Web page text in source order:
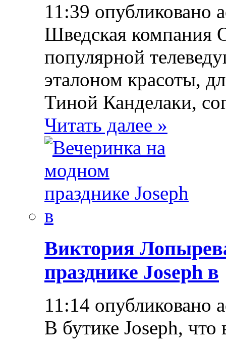
11:39 опубликовано
Шведская компания
популярной
эталоном красоты,
Тиной Канделаки,
Читать далее »
Виктория
празднике Joseph в
11:14 опубликовано
В бутике Joseph, что